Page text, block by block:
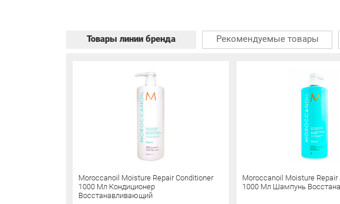
Товары линии бренда Рекомендуемые товары
Moroccanoil Moisture Repair Conditioner
1000 Мл Кондиционер
Восстанавливающий
Moroccanoil Moisture Repair
1000 Мл Шампунь